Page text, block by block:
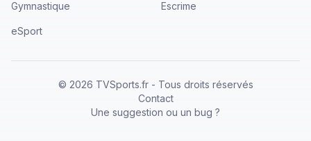
Gymnastique Escrime
eSport
© 2026 TVSports.fr - Tous droits réservés
Contact
Une suggestion ou un bug ?